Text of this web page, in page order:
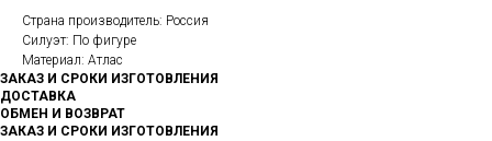
Страна производитель: Россия
Силуэт: По фигуре
Материал: Атлас
ЗАКАЗ И СРОКИ ИЗГОТОВЛЕНИЯ
ДОСТАВКА
ОБМЕН И ВОЗВРАТ
ЗАКАЗ И СРОКИ ИЗГОТОВЛЕНИЯ